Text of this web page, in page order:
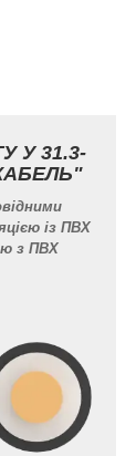
У 31.3-
із ПВХ
з ПВХ